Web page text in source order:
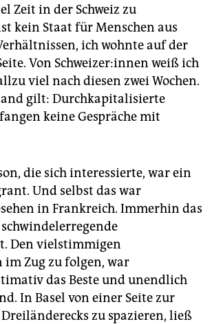
Zeit in der Schweiz zu
kein Staat für Menschen aus
ich wohnte auf der
Von Schwei­ze­r:in­nen weiß ich
viel nach diesen zwei Wochen.
gilt: Durchkapitalisierte
keine Gespräche mit
die sich interessierte, war ein
Und selbst das war
in Frankreich. Immerhin das
Den vielstimmigen
im Zug zu folgen, war
das Beste und unendlich
In Basel von einer Seite zur
zu spazieren, ließ